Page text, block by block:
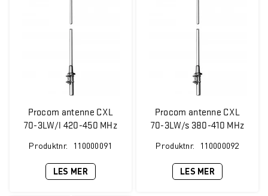
Procom antenne CXL
70-3LW/l 420-450 MHz
Produktnr. 110000091
LES MER
Procom antenne CXL
70-3LW/s 380-410 MHz
Produktnr. 110000092
LES MER